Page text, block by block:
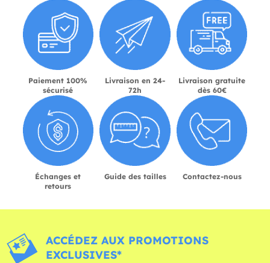
Paiement 100%
sécurisé
Livraison en 24-
72h
Livraison gratuite
dès 60€
Échanges et
retours
Guide des tailles Contactez-nous
ACCÉDEZ AUX PROMOTIONS
EXCLUSIVES*